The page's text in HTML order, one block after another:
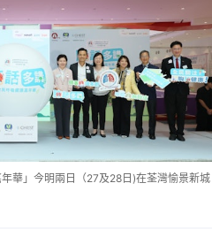
華」今明兩日（27及28日)在荃灣愉景新城